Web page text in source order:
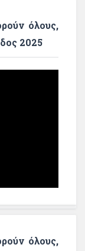
όλους,
2025
όλους,